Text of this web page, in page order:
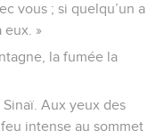
vous ; si quelqu’un a
eux. »
la fumée la
Aux yeux des
intense au sommet